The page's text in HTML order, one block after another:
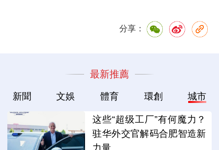
分享：
最新推薦
新聞 文娛 體育 環創 城市
这些“超级工厂”有何魔力？
驻华外交官解码合肥智造新
力量